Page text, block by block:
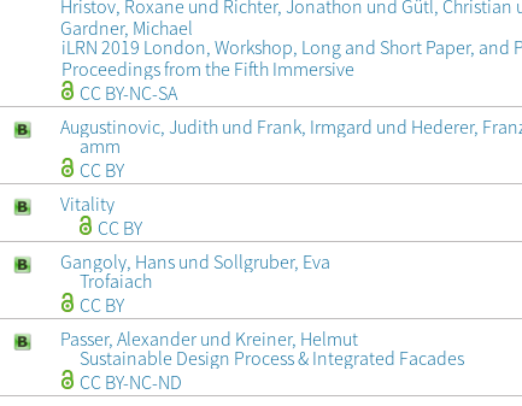
Hristov, Roxane und Richter, Jonathon und Gütl, Christian
Gardner, Michael
iLRN 2019 London, Workshop, Long and Short Paper, and
Proceedings from the Fifth Immersive
CC BY-NC-SA
Augustinovic, Judith und Frank, Irmgard und Hederer,
amm
CC BY
Vitality
CC BY
Gangoly, Hans und Sollgruber, Eva
Trofaiach
CC BY
Passer, Alexander und Kreiner, Helmut
Sustainable Design Process & Integrated Facades
CC BY-NC-ND